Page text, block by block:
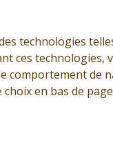
technologies
ces technologies,
comportement de
en bas de